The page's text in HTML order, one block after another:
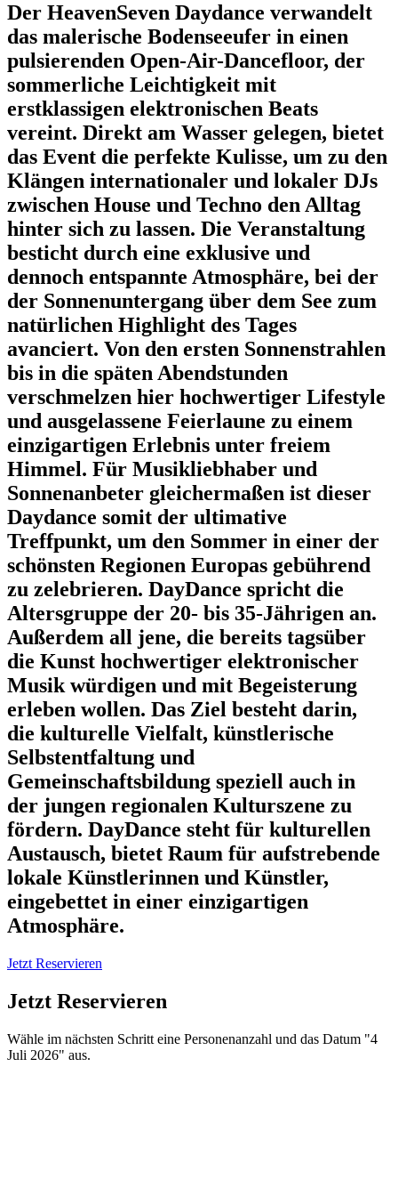
Der HeavenSeven Daydance verwandelt
das malerische Bodenseeufer in einen
pulsierenden Open-Air-Dancefloor, der
sommerliche Leichtigkeit mit
erstklassigen elektronischen Beats
vereint. Direkt am Wasser gelegen, bietet
das Event die perfekte Kulisse, um zu den
Klängen internationaler und lokaler DJs
zwischen House und Techno den Alltag
hinter sich zu lassen. Die Veranstaltung
besticht durch eine exklusive und
dennoch entspannte Atmosphäre, bei der
der Sonnenuntergang über dem See zum
natürlichen Highlight des Tages
avanciert. Von den ersten Sonnenstrahlen
bis in die späten Abendstunden
verschmelzen hier hochwertiger Lifestyle
und ausgelassene Feierlaune zu einem
einzigartigen Erlebnis unter freiem
Himmel. Für Musikliebhaber und
Sonnenanbeter gleichermaßen ist dieser
Daydance somit der ultimative
Treffpunkt, um den Sommer in einer der
schönsten Regionen Europas gebührend
zu zelebrieren. DayDance spricht die
Altersgruppe der 20- bis 35-Jährigen an.
Außerdem all jene, die bereits tagsüber
die Kunst hochwertiger elektronischer
Musik würdigen und mit Begeisterung
erleben wollen. Das Ziel besteht darin,
die kulturelle Vielfalt, künstlerische
Selbstentfaltung und
Gemeinschaftsbildung speziell auch in
der jungen regionalen Kulturszene zu
fördern. DayDance steht für kulturellen
Austausch, bietet Raum für aufstrebende
lokale Künstlerinnen und Künstler,
eingebettet in einer einzigartigen
Atmosphäre.
Jetzt Reservieren
Jetzt Reservieren
Wähle im nächsten Schritt eine Personenanzahl und das Datum "4
Juli 2026" aus.